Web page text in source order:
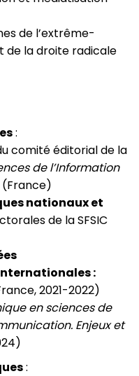
de l’extrême-
de la droite radicale
:
comité éditorial de la
de l’Information
(France)
nationaux et
de la SFSIC
:
2021-2022)
en sciences de
Enjeux et
: